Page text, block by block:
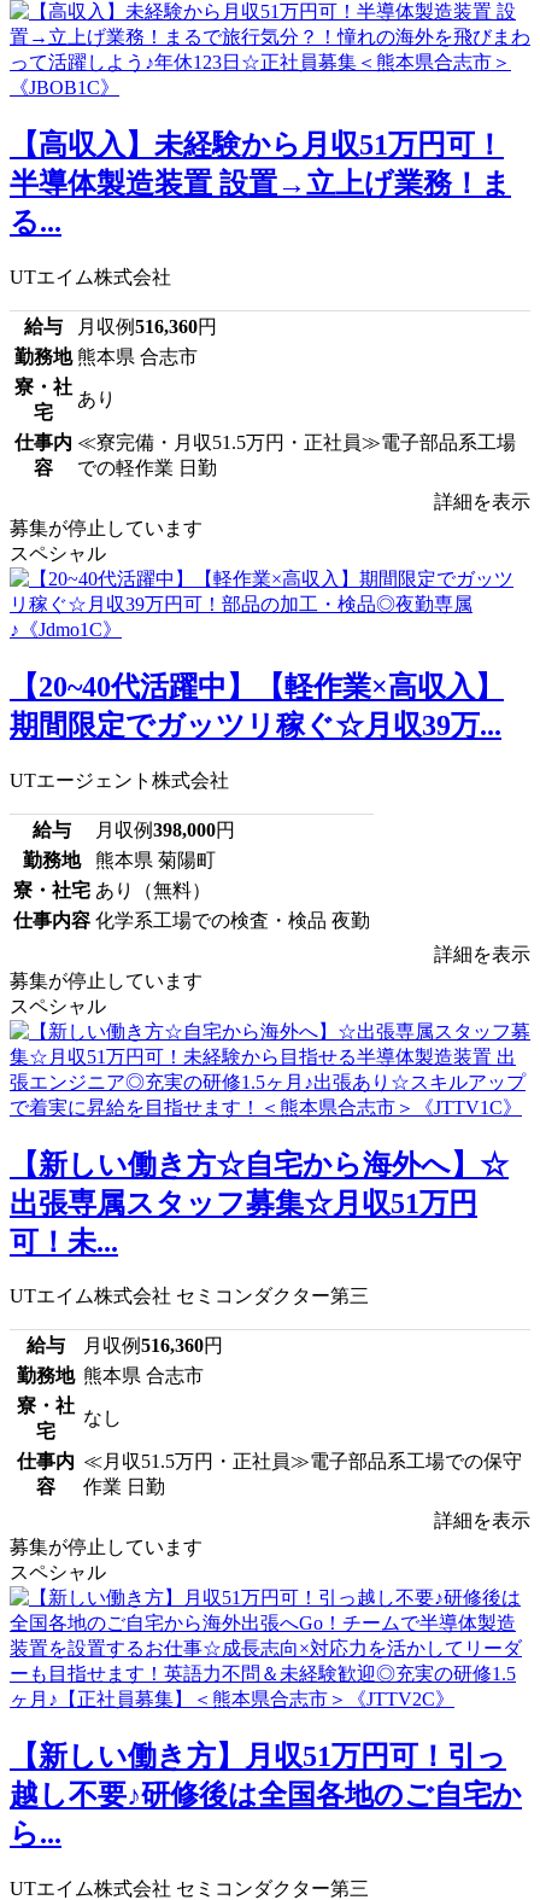
【高収入】未経験から月収51万円可！
半導体製造装置 設置→立上げ業務！ま
る...
UTエイム株式会社
給与 月収例516,360円
勤務地 熊本県 合志市
寮・社
宅
あり
仕事内
容
≪寮完備・月収51.5万円・正社員≫電子部品系工場
での軽作業 日勤
詳細を表示
募集が停止しています
スペシャル
【20~40代活躍中】【軽作業×高収入】
期間限定でガッツリ稼ぐ☆月収39万...
UTエージェント株式会社
給与 月収例398,000円
勤務地
熊本県 菊陽町
寮・社宅 あり（無料）
仕事内容 化学系工場での検査・検品 夜勤
詳細を表示
募集が停止しています
スペシャル
【新しい働き方☆自宅から海外へ】☆
出張専属スタッフ募集☆月収51万円
可！未...
UTエイム株式会社 セミコンダクター第三
給与 月収例516,360円
勤務地 熊本県 合志市
寮・社
宅
なし
仕事内
容
≪月収51.5万円・正社員≫電子部品系工場での保守
作業 日勤
詳細を表示
募集が停止しています
スペシャル
【新しい働き方】月収51万円可！引っ
越し不要♪研修後は全国各地のご自宅か
ら...
UTエイム株式会社 セミコンダクター第三